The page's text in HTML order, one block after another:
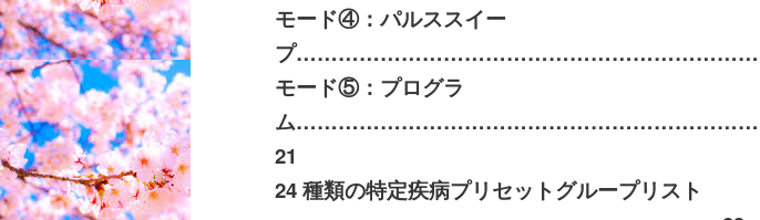
モード④：パルススイー
プ
モード⑤：プログラ
ム
21
24種類の特定疾病プリセットグループリスト